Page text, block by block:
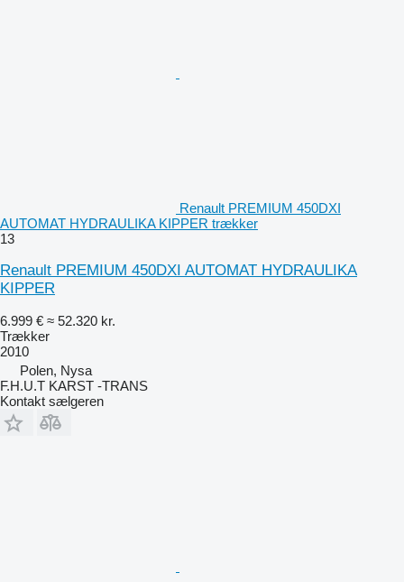
Renault PREMIUM 450DXI
AUTOMAT HYDRAULIKA KIPPER trækker
13
Renault PREMIUM 450DXI AUTOMAT HYDRAULIKA
KIPPER
6.999 € ≈ 52.320 kr.
Trækker
2010
Polen, Nysa
F.H.U.T KARST -TRANS
Kontakt sælgeren